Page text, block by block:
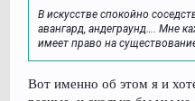
В искусстве спокойно
авангард, андеграунд…. Мне
имеет право на
Вот именно об этом я и